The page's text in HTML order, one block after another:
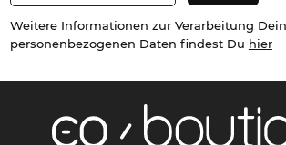
Weitere Informationen zur Verarbeitung
personenbezogenen Daten findest Du hier